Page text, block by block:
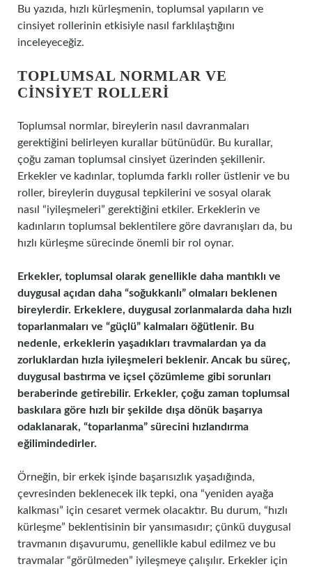
Bu yazıda, hızlı kürleşmenin, toplumsal yapıların ve
cinsiyet rollerinin etkisiyle nasıl farklılaştığını
inceleyeceğiz.
TOPLUMSAL NORMLAR VE
CINSIYET ROLLERI
Toplumsal normlar, bireylerin nasıl davranmaları
gerektiğini belirleyen kurallar bütünüdür. Bu kurallar,
çoğu zaman toplumsal cinsiyet üzerinden şekillenir.
Erkekler ve kadınlar, toplumda farklı roller üstlenir ve bu
roller, bireylerin duygusal tepkilerini ve sosyal olarak
nasıl “iyileşmeleri” gerektiğini etkiler. Erkeklerin ve
kadınların toplumsal beklentilere göre davranışları da, bu
hızlı kürleşme sürecinde önemli bir rol oynar.
Erkekler, toplumsal olarak genellikle daha mantıklı ve
duygusal açıdan daha “soğukkanlı” olmaları beklenen
bireylerdir. Erkeklere, duygusal zorlanmalarda daha hızlı
toparlanmaları ve “güçlü” kalmaları öğütlenir. Bu
nedenle, erkeklerin yaşadıkları travmalardan ya da
zorluklardan hızla iyileşmeleri beklenir. Ancak bu süreç,
duygusal bastırma ve içsel çözümleme gibi sorunları
beraberinde getirebilir. Erkekler, çoğu zaman toplumsal
baskılara göre hızlı bir şekilde dışa dönük başarıya
odaklanarak, “toparlanma” sürecini hızlandırma
eğilimindedirler.
Örneğin, bir erkek işinde başarısızlık yaşadığında,
çevresinden beklenecek ilk tepki, ona “yeniden ayağa
kalkması” için cesaret vermek olacaktır. Bu durum, “hızlı
kürleşme” beklentisinin bir yansımasıdır; çünkü duygusal
travmanın dışavurumu, genellikle kabul edilmez ve bu
travmalar “görülmeden” iyileşmeye çalışılır. Erkekler için